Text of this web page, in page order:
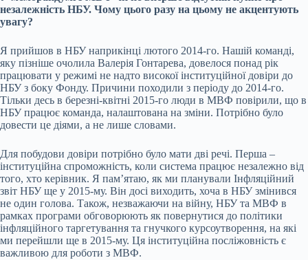
незалежність НБУ. Чому цього разу на цьому не акцентують
увагу?
Я прийшов в НБУ наприкінці лютого 2014-го. Нашій команді,
яку пізніше очолила Валерія Гонтарева, довелося понад рік
працювати у режимі не надто високої інституційної довіри до
НБУ з боку Фонду. Причини походили з періоду до 2014-го.
Тільки десь в березні-квітні 2015-го люди в МВФ повірили, що в
НБУ працює команда, налаштована на зміни. Потрібно було
довести це діями, а не лише словами.
Для побудови довіри потрібно було мати дві речі. Перша –
інституційна спроможність, коли система працює незалежно від
того, хто керівник. Я памʼятаю, як ми планували Інфляційний
звіт НБУ ще у 2015-му. Він досі виходить, хоча в НБУ змінився
не один голова. Також, незважаючи на війну, НБУ та МВФ в
рамках програми обговорюють як повернутися до політики
інфляційного таргетування та гнучкого курсоутворення, на які
ми перейшли ще в 2015-му. Ця інституційна посліжовність є
важливою для роботи з МВФ.